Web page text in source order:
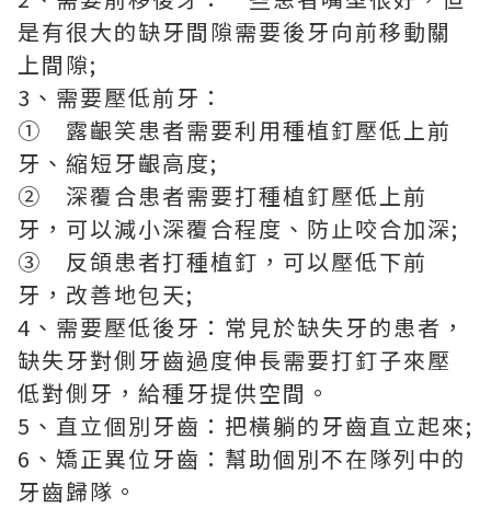
是有很大的缺牙間隙需要後牙向前移動關
上間隙;
3、需要壓低前牙：
① 露齦笑患者需要利用種植釘壓低上前
牙、縮短牙齦高度;
② 深覆合患者需要打種植釘壓低上前
牙，可以減小深覆合程度、防止咬合加深;
③ 反頜患者打種植釘，可以壓低下前
牙，改善地包天;
4、需要壓低後牙：常見於缺失牙的患者，
缺失牙對側牙齒過度伸長需要打釘子來壓
低對側牙，給種牙提供空間。
5、直立個別牙齒：把橫躺的牙齒直立起來;
6、矯正異位牙齒：幫助個別不在隊列中的
牙齒歸隊。